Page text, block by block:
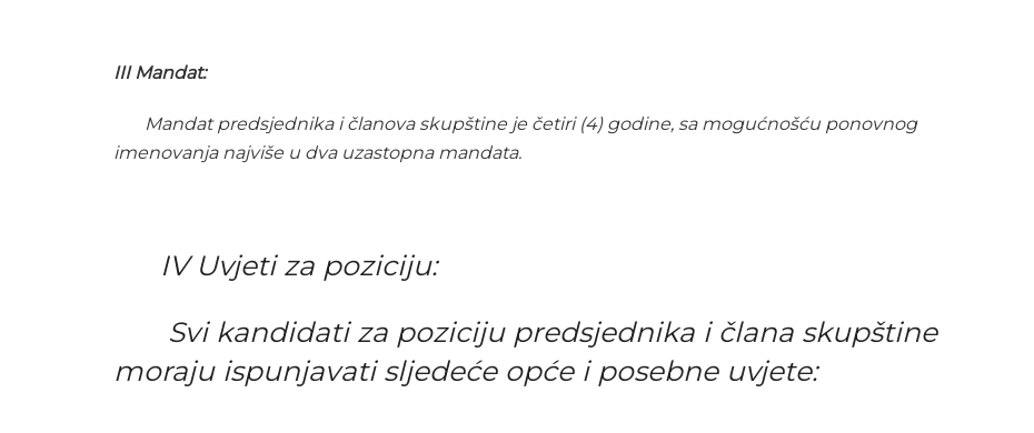
III Mandat:
Mandat predsjednika i članova skupštine je četiri (4) godine, sa mogućnošću ponovnog
imenovanja najviše u dva uzastopna mandata.
IV Uvjeti za poziciju:
Svi kandidati za poziciju predsjednika i člana skupštine
moraju ispunjavati sljedeće opće i posebne uvjete: